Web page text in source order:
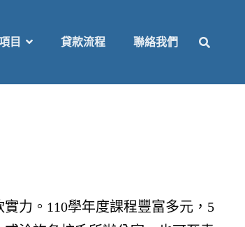
目 貸款流程 聯絡我們
力。110學年度課程豐富多元，5